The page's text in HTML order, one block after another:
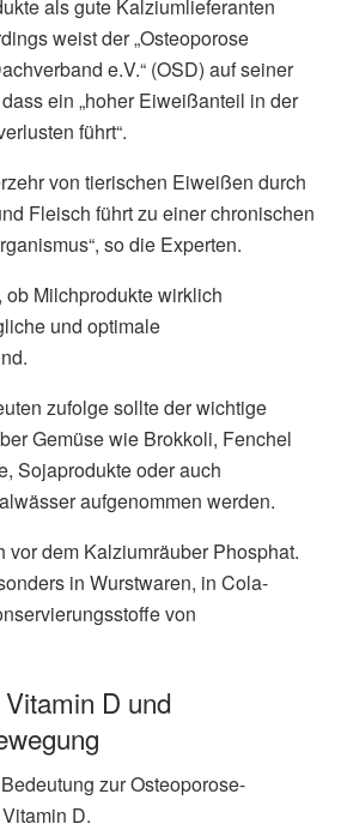
als gute Kalziumlieferanten
weist der „Osteoporose
e.V.“ (OSD) auf seiner
ein „hoher Eiweißanteil in der
führt“.
von tierischen Eiweißen durch
Fleisch führt zu einer chronischen
so die Experten.
Milchprodukte wirklich
und optimale
zufolge sollte der wichtige
Gemüse wie Brokkoli, Fenchel
Sojaprodukte oder auch
aufgenommen werden.
vor dem Kalziumräuber Phosphat.
in Wurstwaren, in Cola-
von
D und
zur Osteoporose-
D.